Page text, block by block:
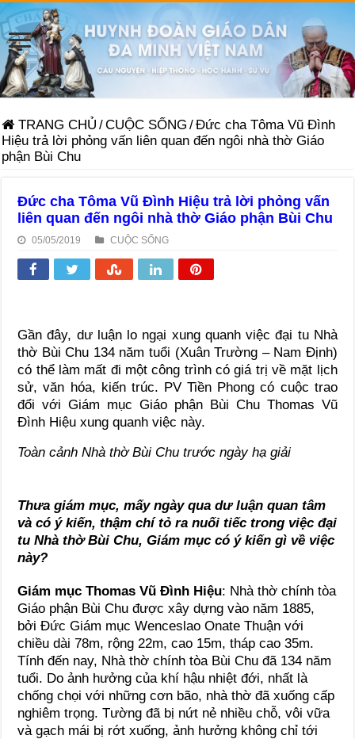
TRANG CHỦ /CUỘC SỐNG /Đức cha Tôma Vũ Đình
Hiệu trả lời phỏng vấn liên quan đến ngôi nhà thờ Giáo
phận Bùi Chu
Đức cha Tôma Vũ Đình Hiệu trả lời phỏng vấn
liên quan đến ngôi nhà thờ Giáo phận Bùi Chu
05/05/2019 CUỘC SỐNG
Gần đây, dư luận lo ngại xung quanh việc đại tu Nhà
thờ Bùi Chu 134 năm tuổi (Xuân Trường – Nam Ðịnh)
có thể làm mất đi một công trình có giá trị về mặt lịch
sử, văn hóa, kiến trúc. PV Tiền Phong có cuộc trao
đổi với Giám mục Giáo phận Bùi Chu Thomas Vũ
Ðình Hiệu xung quanh việc này.
Toàn cảnh Nhà thờ Bùi Chu trước ngày hạ giải
Thưa giám mục, mấy ngày qua dư luận quan tâm
và có ý kiến, thậm chí tỏ ra nuối tiếc trong việc đại
tu Nhà thờ Bùi Chu, Giám mục có ý kiến gì về việc
này?
Giám mục Thomas Vũ Đình Hiệu: Nhà thờ chính tòa
Giáo phận Bùi Chu được xây dựng vào năm 1885,
bởi Đức Giám mục Wenceslao Onate Thuận với
chiều dài 78m, rộng 22m, cao 15m, tháp cao 35m.
Tính đến nay, Nhà thờ chính tòa Bùi Chu đã 134 năm
tuổi. Do ảnh hưởng của khí hậu nhiệt đới, nhất là
chống chọi với những cơn bão, nhà thờ đã xuống cấp
nghiêm trọng. Tường đã bị nứt nẻ nhiều chỗ, vôi vữa
và gạch mái bị rớt xuống, ảnh hưởng không chỉ tới